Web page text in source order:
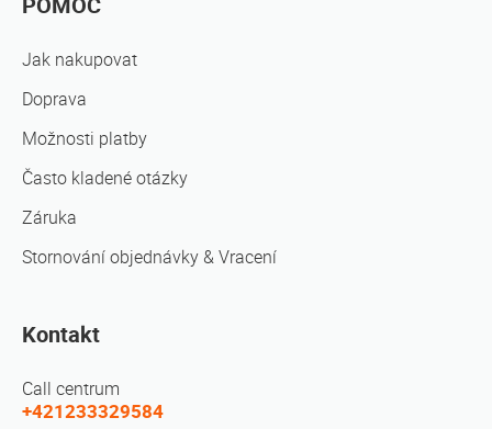
Jak nakupovat
Doprava
Možnosti platby
Často kladené otázky
Záruka
Stornování objednávky & Vracení
Kontakt
Call centrum
+421233329584